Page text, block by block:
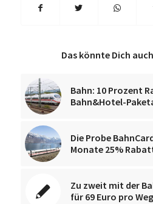
Das könnte Dich
Bahn: 10 Prozent
Bahn&Hotel-
Die Probe
Monate 25%
Zu zweit mit der
für 69 Euro pro Weg